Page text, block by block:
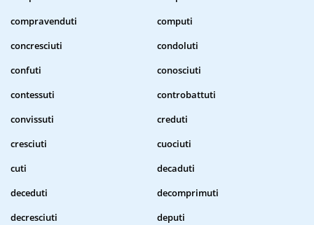
compravenduti
computi
concresciuti
condoluti
confuti
conosciuti
contessuti
controbattuti
convissuti
creduti
cresciuti
cuociuti
cuti
decaduti
deceduti
decomprimuti
decresciuti
deputi